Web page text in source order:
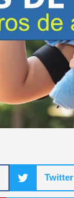
Twitter